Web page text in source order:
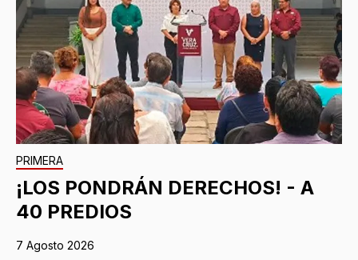
PRIMERA
¡LOS PONDRÁN DERECHOS! - A
40 PREDIOS
7 Agosto 2026